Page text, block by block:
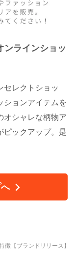
ンラインショッ
セレクトショッ
ションアイテムを
オシャレな柄物ア
ピックアップ。是
徴【ブランドリリース】